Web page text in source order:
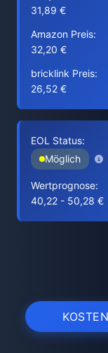
31,89 €
Amazon Preis:
32,20 €
bricklink Preis:
26,52 €
EOL Status:
Möglich
Wertprognose:
40,22 - 50,28 €